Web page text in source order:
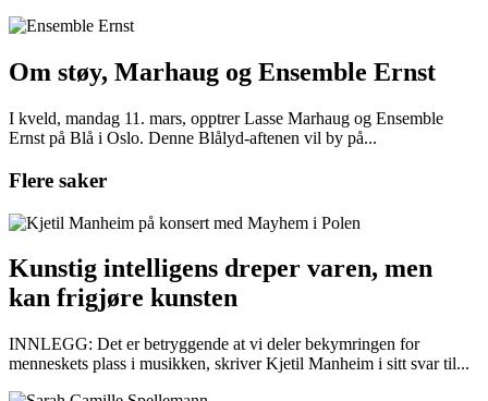
Om støy, Marhaug og Ensemble Ernst
I kveld, mandag 11. mars, opptrer Lasse Marhaug og Ensemble
Ernst på Blå i Oslo. Denne Blålyd-aftenen vil by på...
Flere saker
Kunstig intelligens dreper varen, men
kan frigjøre kunsten
INNLEGG: Det er betryggende at vi deler bekymringen for
menneskets plass i musikken, skriver Kjetil Manheim i sitt svar til...